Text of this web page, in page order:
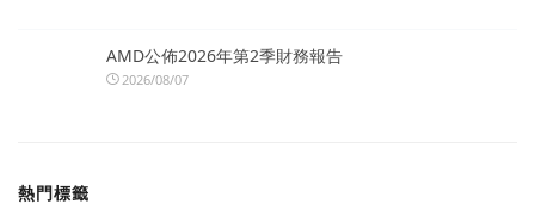
AMD公佈2026年第2季財務報告
2026/08/07
熱門標籤